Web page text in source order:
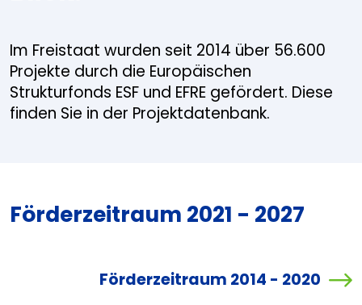
Im Freistaat wurden seit 2014 über 56.600
Projekte durch die Europäischen
Strukturfonds ESF und EFRE gefördert. Diese
finden Sie in der Projektdatenbank.
Förderzeitraum 2021 - 2027
Förderzeitraum 2014 - 2020